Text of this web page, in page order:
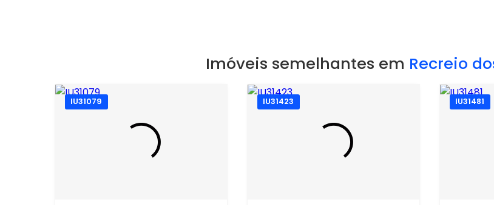
Imóveis semelhantes em Recreio
IU31079 IU31423 IU31481